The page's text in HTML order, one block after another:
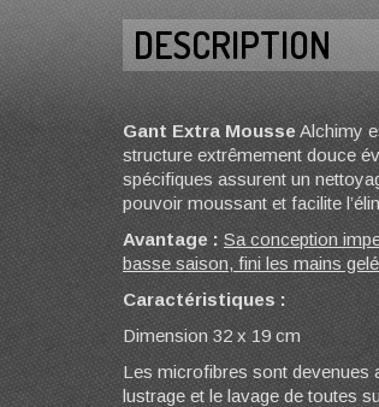
DESCRIPTION
Gant Extra Mousse Alchimy
structure extrêmement douce
spécifiques assurent un
pouvoir moussant et facilite
Avantage : Sa conception
basse saison, fini les mains
Caractéristiques :
Dimension 32 x 19 cm
Les microfibres sont devenues
lustrage et le lavage de toutes